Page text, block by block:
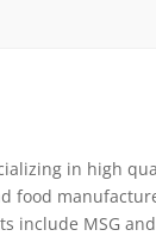
in high
food
include MSG